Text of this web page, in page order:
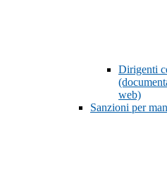
Dirigenti
web)
Sanzioni per